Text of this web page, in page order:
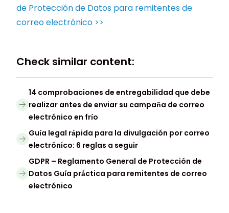
de Protección de Datos para remitentes de
correo electrónico >>
Check similar content:
14 comprobaciones de entregabilidad que debe
realizar antes de enviar su campaña de correo
electrónico en frío
Guía legal rápida para la divulgación por correo
electrónico: 6 reglas a seguir
GDPR – Reglamento General de Protección de
Datos Guía práctica para remitentes de correo
electrónico